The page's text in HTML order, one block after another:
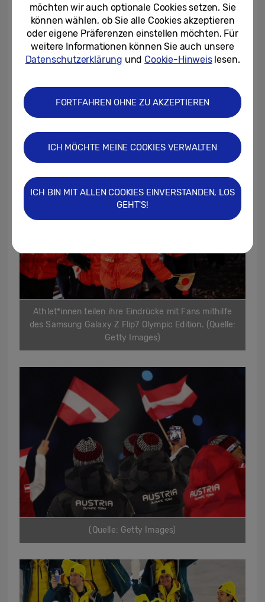
(Quelle: Getty Images)
Athlet*innen teilen ihre Eindrücke mit Fans mithilfe
des Samsung Galaxy Z Flip7 Olympic Edition. (Quelle:
Getty Images)
(Quelle: Getty Images)
möchten wir auch optionale Cookies setzen. Sie
können wählen, ob Sie alle Cookies akzeptieren
oder eigene Präferenzen einstellen möchten. Für
weitere Informationen können Sie auch unsere
Datenschutzerklärung und Cookie-Hinweislesen.
FORTFAHREN OHNE ZU AKZEPTIEREN
ICH MÖCHTE MEINE COOKIES VERWALTEN
ICH BIN MIT ALLEN COOKIES EINVERSTANDEN, LOS
GEHT'S!